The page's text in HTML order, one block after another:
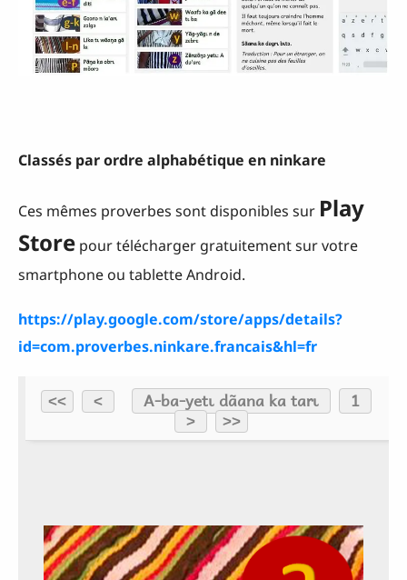
Classés par ordre alphabétique en ninkare
Ces mêmes proverbes sont disponibles sur Play
Store pour télécharger gratuitement sur votre
smartphone ou tablette Android.
https://play.google.com/store/apps/details?
id=com.proverbes.ninkare.francais&hl=fr